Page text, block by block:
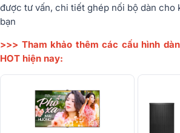
được tư vấn, chi tiết ghép nối bộ dàn cho
bạn
>>> Tham khảo thêm các cấu hình
HOT hiện nay: